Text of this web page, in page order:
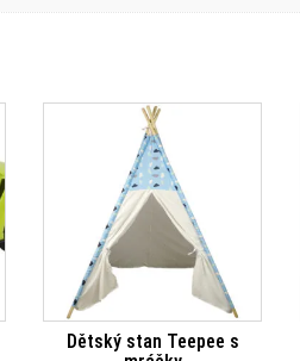
Dětský stan Teepee s